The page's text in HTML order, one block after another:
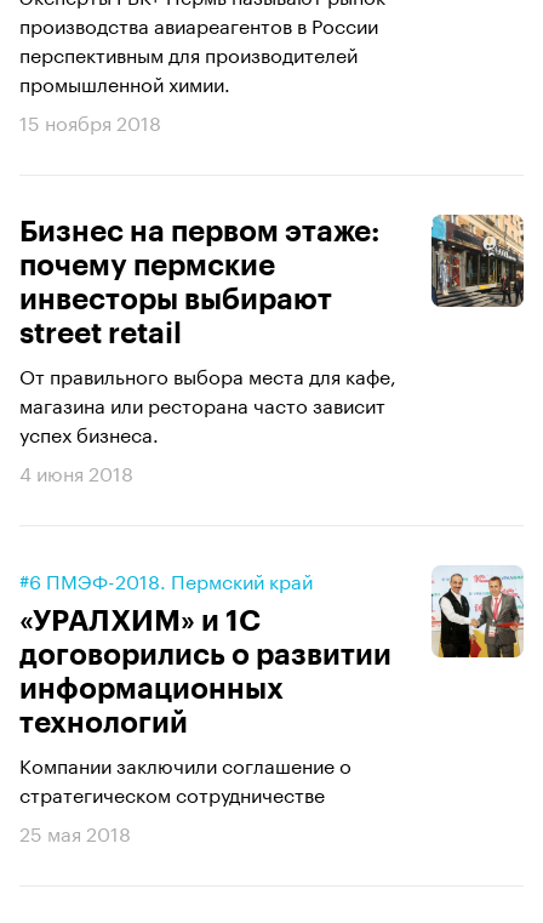
производства авиареагентов в России
перспективным для производителей
промышленной химии.
15 ноября 2018
Бизнес на первом этаже:
почему пермские
инвесторы выбирают
street retail
От правильного выбора места для кафе,
магазина или ресторана часто зависит
успех бизнеса.
4 июня 2018
#6 ПМЭФ-2018. Пермский край
«УРАЛХИМ» и 1С
договорились о развитии
информационных
технологий
Компании заключили соглашение о
стратегическом сотрудничестве
25 мая 2018